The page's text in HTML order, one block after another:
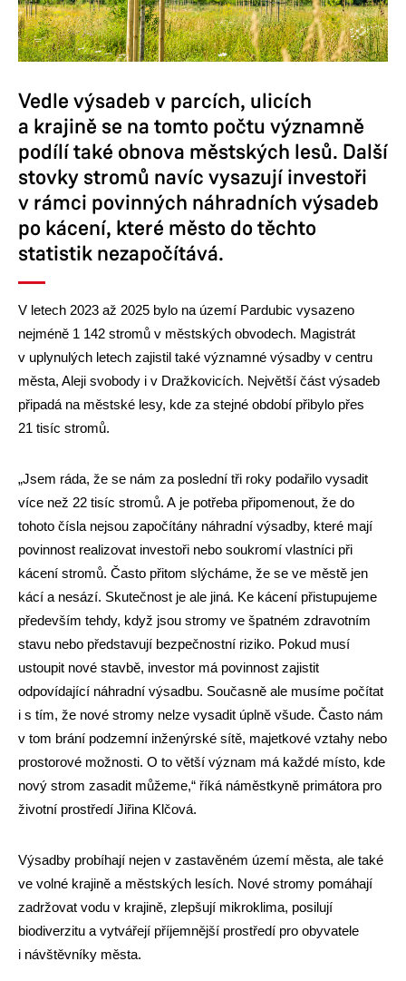
Vedle výsadeb v parcích, ulicích
a krajině se na tomto počtu významně
podílí také obnova městských lesů. Další
stovky stromů navíc vysazují investoři
v rámci povinných náhradních výsadeb
po kácení, které město do těchto
statistik nezapočítává.
V letech 2023 až 2025 bylo na území Pardubic vysazeno
nejméně 1 142 stromů v městských obvodech. Magistrát
v uplynulých letech zajistil také významné výsadby v centru
města, Aleji svobody i v Dražkovicích. Největší část výsadeb
připadá na městské lesy, kde za stejné období přibylo přes
21 tisíc stromů.
„Jsem ráda, že se nám za poslední tři roky podařilo vysadit
více než 22 tisíc stromů. A je potřeba připomenout, že do
tohoto čísla nejsou započítány náhradní výsadby, které mají
povinnost realizovat investoři nebo soukromí vlastníci při
kácení stromů. Často přitom slýcháme, že se ve městě jen
kácí a nesází. Skutečnost je ale jiná. Ke kácení přistupujeme
především tehdy, když jsou stromy ve špatném zdravotním
stavu nebo představují bezpečnostní riziko. Pokud musí
ustoupit nové stavbě, investor má povinnost zajistit
odpovídající náhradní výsadbu. Současně ale musíme počítat
i s tím, že nové stromy nelze vysadit úplně všude. Často nám
v tom brání podzemní inženýrské sítě, majetkové vztahy nebo
prostorové možnosti. O to větší význam má každé místo, kde
nový strom zasadit můžeme,“ říká náměstkyně primátora pro
životní prostředí Jiřina Klčová.
Výsadby probíhají nejen v zastavěném území města, ale také
ve volné krajině a městských lesích. Nové stromy pomáhají
zadržovat vodu v krajině, zlepšují mikroklima, posilují
biodiverzitu a vytvářejí příjemnější prostředí pro obyvatele
i návštěvníky města.